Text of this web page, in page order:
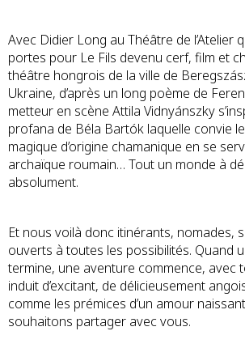
Avec Didier Long au Théâtre de l’Atelier
portes pour Le Fils devenu cerf, film et
théâtre hongrois de la ville de
Ukraine, d’après un long poème de
metteur en scène Attila Vidnyánszky
profana de Béla Bartók laquelle convie
magique d’origine chamanique en se
archaïque roumain… Tout un monde à
absolument.
Et nous voilà donc itinérants, nomades,
ouverts à toutes les possibilités. Quand
termine, une aventure commence, avec
induit d’excitant, de délicieusement
comme les prémices d’un amour
souhaitons partager avec vous.